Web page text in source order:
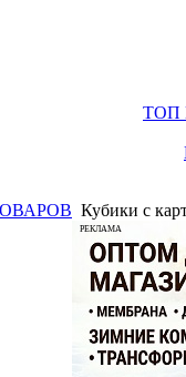
ТОП
Кубики с
РЕКЛАМА